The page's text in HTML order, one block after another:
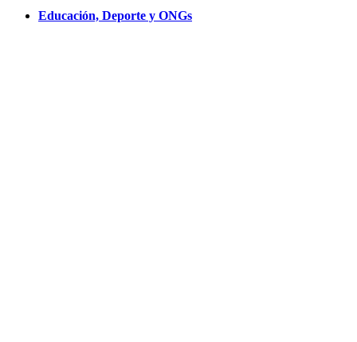
Educación, Deporte y ONGs